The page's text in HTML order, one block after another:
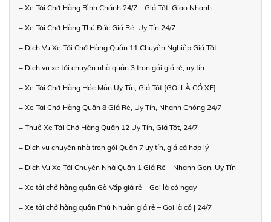
+ Xe Tải Chở Hàng Bình Chánh 24/7 – Giá Tốt, Giao Nhanh
+ Xe Tải Chở Hàng Thủ Đức Giá Rẻ, Uy Tín 24/7
+ Dịch Vụ Xe Tải Chở Hàng Quận 11 Chuyên Nghiệp Giá Tốt
+ Dịch vụ xe tải chuyển nhà quận 3 trọn gói giá rẻ, uy tín
+ Xe Tải Chở Hàng Hóc Môn Uy Tín, Giá Tốt [GỌI LÀ CÓ XE]
+ Xe Tải Chở Hàng Quận 8 Giá Rẻ, Uy Tín, Nhanh Chóng 24/7
+ Thuê Xe Tải Chở Hàng Quận 12 Uy Tín, Giá Tốt, 24/7
+ Dịch vụ chuyển nhà trọn gói Quận 7 uy tín, giá cả hợp lý
+ Dịch Vụ Xe Tải Chuyển Nhà Quận 1 Giá Rẻ – Nhanh Gọn, Uy Tín
+ Xe tải chở hàng quận Gò Vấp giá rẻ – Gọi là có ngay
+ Xe tải chở hàng quận Phú Nhuận giá rẻ – Gọi là có | 24/7